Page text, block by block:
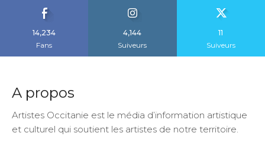
14,234
Fans
4,144
Suiveurs
11
Suiveurs
A propos
Artistes Occitanie est le média d’information artistique
et culturel qui soutient les artistes de notre territoire.